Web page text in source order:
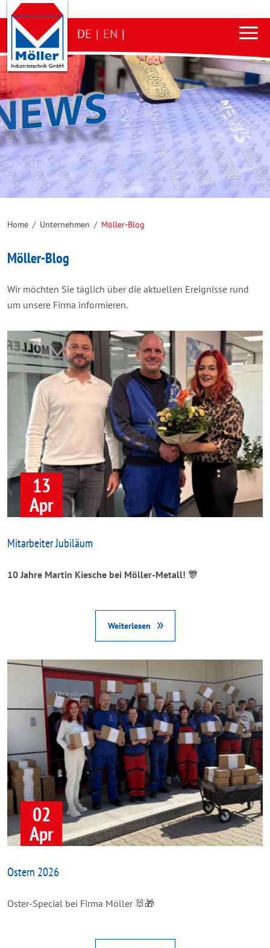
DE | EN |
Home / Unternehmen / Möller-Blog
Möller-Blog
Wir möchten Sie täglich über die aktuellen Ereignisse rund
um unsere Firma informieren.
13
Apr
Mitarbeiter Jubiläum
10 Jahre Martin Kiesche bei Möller-Metall! 🎊
Weiterlesen
02
Apr
Ostern 2026
Oster-Special bei Firma Möller 🐰🎁